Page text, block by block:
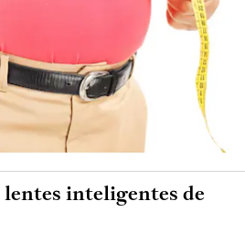
inteligentes de